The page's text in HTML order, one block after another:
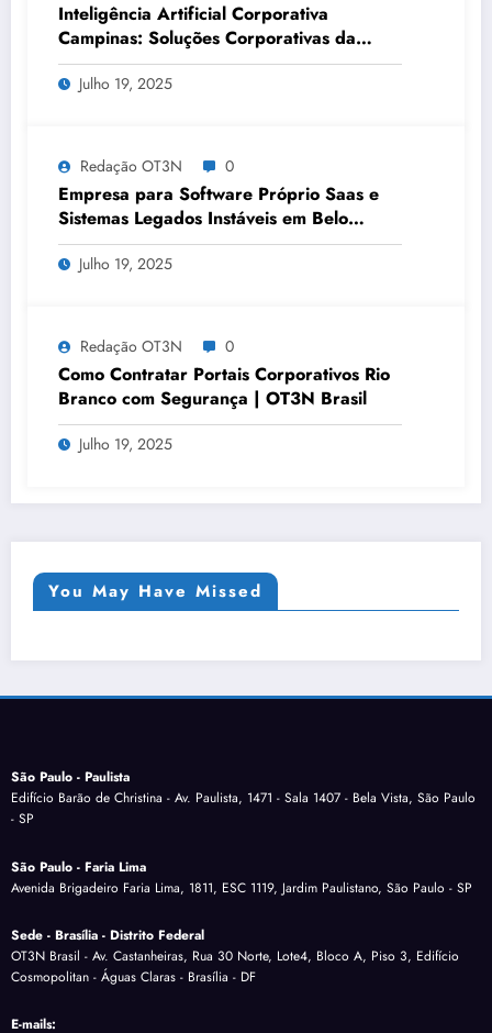
Inteligência Artificial Corporativa
Campinas: Soluções Corporativas da
OT3N Brasil – Guia 3083
Julho 19, 2025
Redação OT3N 0
Empresa para Software Próprio Saas e
Sistemas Legados Instáveis em Belo
Horizonte | OT3N Brasil – Guia 3449
Julho 19, 2025
Redação OT3N 0
Como Contratar Portais Corporativos Rio
Branco com Segurança | OT3N Brasil
Julho 19, 2025
You May Have Missed
São Paulo - Paulista
Edifício Barão de Christina - Av. Paulista, 1471 - Sala 1407 - Bela Vista, São Paulo
- SP
São Paulo - Faria Lima
Avenida Brigadeiro Faria Lima, 1811, ESC 1119, Jardim Paulistano, São Paulo - SP
Sede - Brasília - Distrito Federal
OT3N Brasil - Av. Castanheiras, Rua 30 Norte, Lote4, Bloco A, Piso 3, Edifício
Cosmopolitan - Águas Claras - Brasília - DF
E-mails: